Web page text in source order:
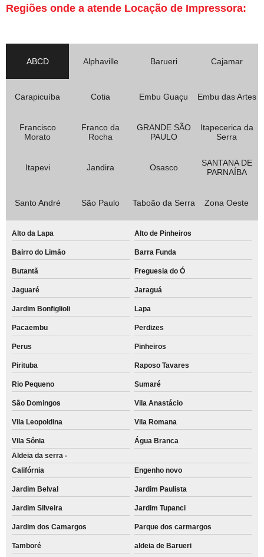
Regiões onde a atende Locação de Impressora:
ABCD Alphaville Barueri Cajamar
Carapicuíba Cotia Embu Guaçu Embu das Artes
Francisco
Morato
Franco da
Rocha
GRANDE SÃO
PAULO
Itapecerica da
Serra
Itapevi Jandira Osasco
SANTANA DE
PARNAÍBA
Santo André São Paulo Taboão da Serra Zona Oeste
Alto da Lapa Alto de Pinheiros
Bairro do Limão Barra Funda
Butantã Freguesia do Ó
Jaguaré Jaraguá
Jardim Bonfiglioli Lapa
Pacaembu Perdizes
Perus Pinheiros
Pirituba Raposo Tavares
Rio Pequeno Sumaré
São Domingos Vila Anastácio
Vila Leopoldina Vila Romana
Vila Sônia
Água Branca
Aldeia da serra -
Califórnia
Engenho novo
Jardim Belval Jardim Paulista
Jardim Silveira Jardim Tupanci
Jardim dos Camargos Parque dos carmargos
Tamboré aldeia de Barueri